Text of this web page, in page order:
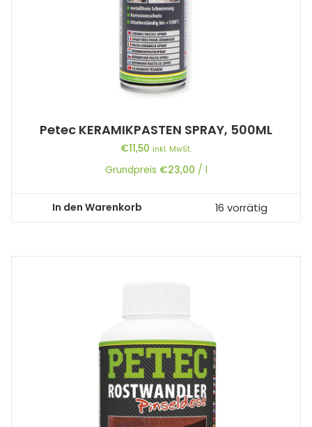
Petec KERAMIKPASTEN SPRAY, 500ML
€11,50 inkl. MwSt.
Grundpreis €23,00 / l
In den Warenkorb 16 vorrätig